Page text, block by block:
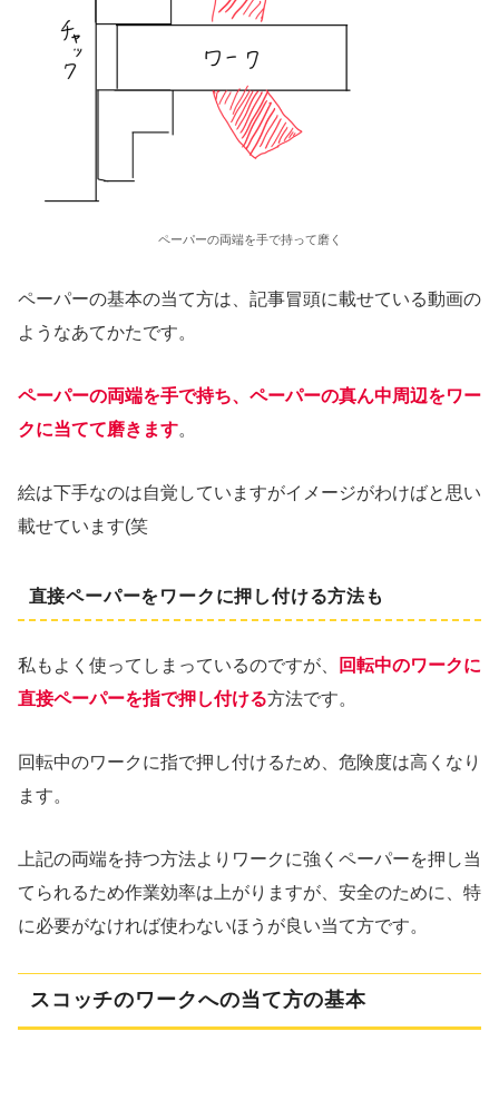
ペーパーの両端を手で持って磨く
ペーパーの基本の当て方は、記事冒頭に載せている動画の
ようなあてかたです。
ペーパーの両端を手で持ち、ペーパーの真ん中周辺をワー
クに当てて磨きます。
絵は下手なのは自覚していますがイメージがわけばと思い
載せています(笑
直接ペーパーをワークに押し付ける方法も
私もよく使ってしまっているのですが、
回転中のワークに
直接ペーパーを指で押し付ける方法です。
回転中のワークに指で押し付けるため、危険度は高くなり
ます。
上記の両端を持つ方法よりワークに強くペーパーを押し当
てられるため作業効率は上がりますが、安全のために、特
に必要がなければ使わないほうが良い当て方です。
スコッチのワークへの当て方の基本